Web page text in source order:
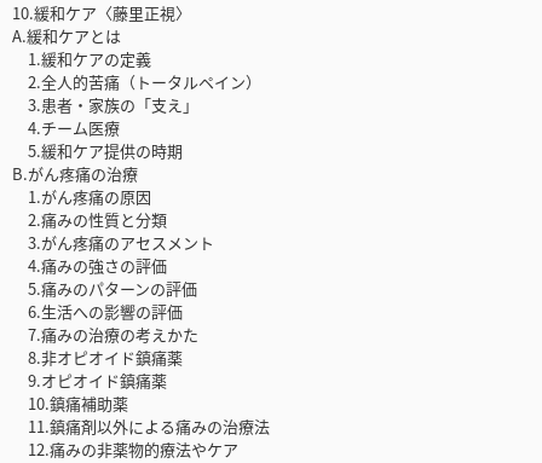
10.緩和ケア〈藤里正視〉
A.緩和ケアとは
1.緩和ケアの定義
2.全人的苦痛（トータルペイン）
3.患者・家族の「支え」
4.チーム医療
5.緩和ケア提供の時期
B.がん疼痛の治療
1.がん疼痛の原因
2.痛みの性質と分類
3.がん疼痛のアセスメント
4.痛みの強さの評価
5.痛みのパターンの評価
6.生活への影響の評価
7.痛みの治療の考えかた
8.非オピオイド鎮痛薬
9.オピオイド鎮痛薬
10.鎮痛補助薬
11.鎮痛剤以外による痛みの治療法
12.痛みの非薬物的療法やケア